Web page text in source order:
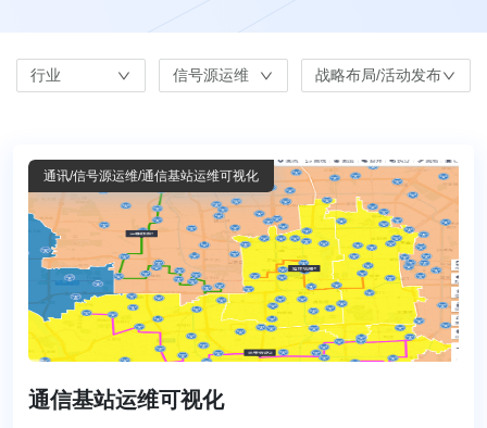
行业 信号源运维 战略布局/活动发布
通讯/信号源运维/通信基站运维可视化
通信基站运维可视化